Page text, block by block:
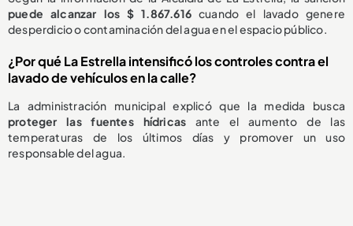
puede alcanzar los $ 1.867.616 cuando el lavado genere
desperdicio o contaminación del agua en el espacio público.
¿Por qué La Estrella intensificó los controles contra el
lavado de vehículos en la calle?
La administración municipal explicó que la medida busca
proteger las fuentes hídricas ante el aumento de las
temperaturas de los últimos días y promover un uso
responsable del agua.